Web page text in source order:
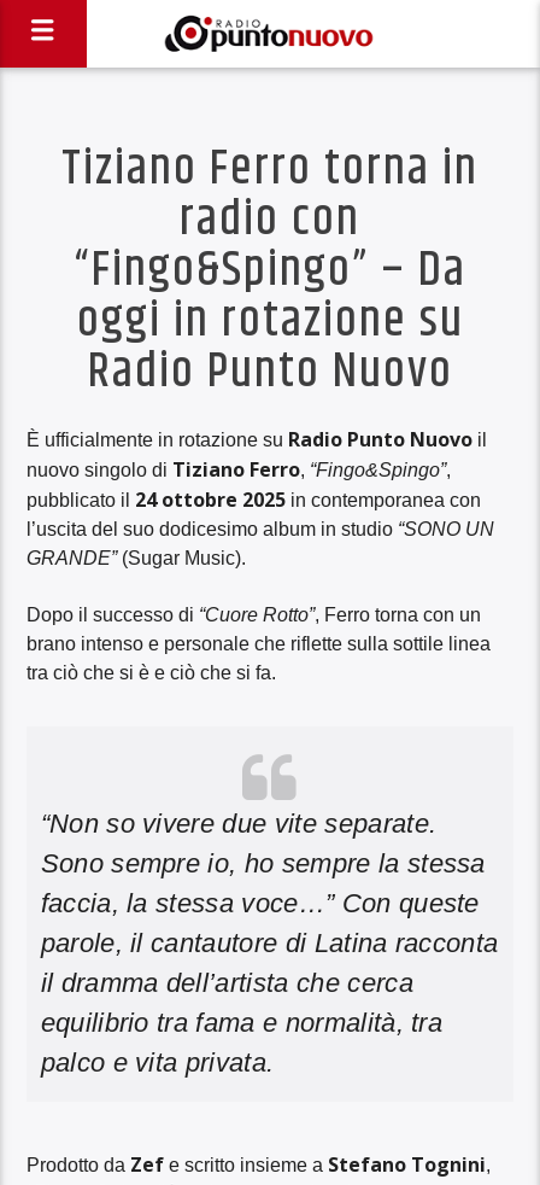
Tiziano Ferro torna in
radio con
“Fingo&Spingo” – Da
oggi in rotazione su
Radio Punto Nuovo
È ufficialmente in rotazione su Radio Punto Nuovo il
nuovo singolo di Tiziano Ferro, “Fingo&Spingo”,
pubblicato il 24 ottobre 2025 in contemporanea con
l’uscita del suo dodicesimo album in studio “SONO UN
GRANDE”(Sugar Music).
Dopo il successo di “Cuore Rotto”, Ferro torna con un
brano intenso e personale che riflette sulla sottile linea
tra ciò che si è e ciò che si fa.
“Non so vivere due vite separate.
Sono sempre io, ho sempre la stessa
faccia, la stessa voce…”Con queste
parole, il cantautore di Latina racconta
il dramma dell’artista che cerca
equilibrio tra fama e normalità, tra
palco e vita privata.
Prodotto da Zef e scritto insieme a Stefano Tognini,